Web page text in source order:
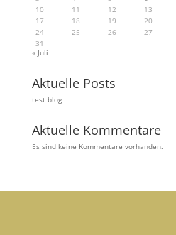
10
11 12 13
17
18 19 20
24
25 26 27
31
« Juli
Aktuelle Posts
test blog
Aktuelle Kommentare
Es sind keine Kommentare vorhanden.